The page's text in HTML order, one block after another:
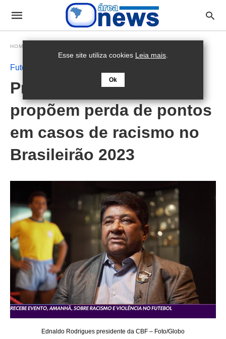
HOMEPAGE
Futebol
Presidente da CBF
propõem perda de pontos
em casos de racismo no
Brasileirão 2023
Ednaldo Rodrigues presidente da CBF – Foto/Globo
Esse site utiliza cookies Leia mais.
Ok